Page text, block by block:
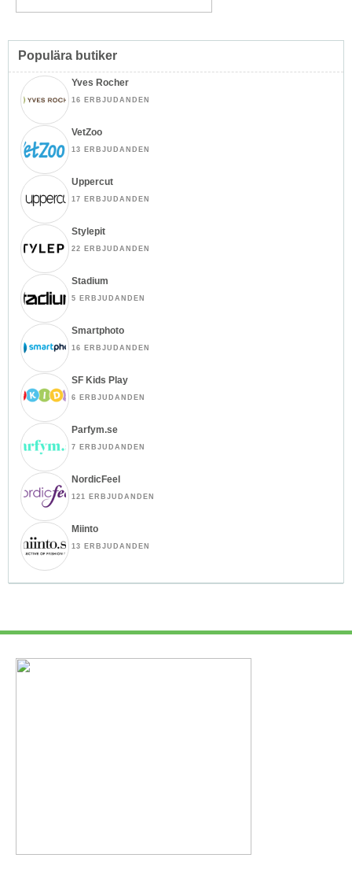
Populära butiker
Yves Rocher
16 ERBJUDANDEN
VetZoo
13 ERBJUDANDEN
Uppercut
17 ERBJUDANDEN
Stylepit
22 ERBJUDANDEN
Stadium
5 ERBJUDANDEN
Smartphoto
16 ERBJUDANDEN
SF Kids Play
6 ERBJUDANDEN
Parfym.se
7 ERBJUDANDEN
NordicFeel
121 ERBJUDANDEN
Miinto
13 ERBJUDANDEN